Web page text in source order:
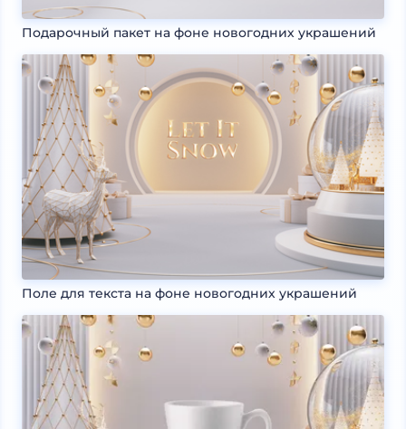
Подарочный пакет на фоне новогодних украшений
Поле для текста на фоне новогодних украшений